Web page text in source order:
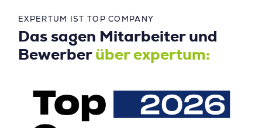
EXPERTUM IST TOP COMPANY
Das sagen Mitarbeiter und
Bewerber über expertum: